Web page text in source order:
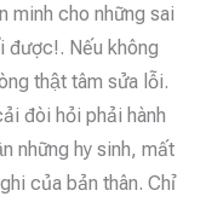
minh cho những sai
được!. Nếu không
thật tâm sửa lỗi.
đòi hỏi phải hành
những hy sinh, mất
của bản thân. Chỉ